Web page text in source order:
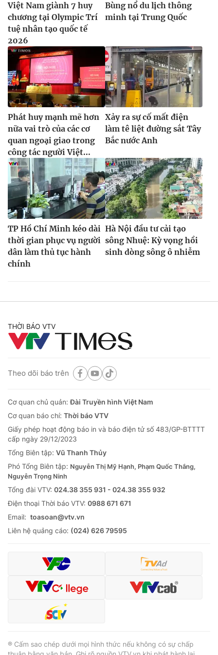
Ðiện thoại Thời báo VTV:024.66 897 897
Email:toasoan@vtv.vn
Liên hệ quảng cáo:024-7300.7108
® Cấm sao chép dưới mọi hình thức nếu không có sự chấp
thuận bằng văn bản. Ghi rõ nguồn VTV.vn khi phát hành lại
thông tin từ website này.
Việt Nam giành 7 huy
chương tại Olympic Trí
tuệ nhân tạo quốc tế
2026
Bùng nổ du lịch thông
minh tại Trung Quốc
Phát huy mạnh mẽ hơn
nữa vai trò của các cơ
quan ngoại giao trong
công tác người Việt...
Xảy ra sự cố mất điện
làm tê liệt đường sắt Tây
Bắc nước Anh
TP Hồ Chí Minh kéo dài
thời gian phục vụ người
dân làm thủ tục hành
chính
Hà Nội đầu tư cải tạo
sông Nhuệ: Kỳ vọng hồi
sinh dòng sông ô nhiễm
THỜI BÁO VTV
Theo dõi báo trên
Cơ quan chủ quản:Đài Truyền hình Việt Nam
Cơ quan báo chí: Thời báo VTV
Giấy phép hoạt động báo in và báo điện tử số 483/GP-BTTTT
cấp ngày 29/12/2023
Tổng Biên tập: Vũ Thanh Thủy
Phó Tổng Biên tập: Nguyễn Thị Mỹ Hạnh, Phạm Quốc Thắng,
Nguyễn Trọng Ninh
Tổng đài VTV: 024.38 355 931 - 024.38 355 932
Ðiện thoại Thời báo VTV: 0988 671 671
Email: toasoan@vtv.vn
Liên hệ quảng cáo: (024) 626 79595
® Cấm sao chép dưới mọi hình thức nếu không có sự chấp